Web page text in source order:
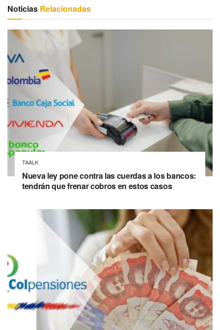
Noticias Relacionadas
TAALK
Nueva ley pone contra las cuerdas a los bancos:
tendrán que frenar cobros en estos casos